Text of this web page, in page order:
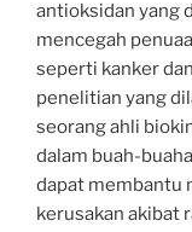
antioksidan yang
mencegah
seperti kanker
penelitian yang
seorang ahli
dalam buah-
dapat membantu
kerusakan akibat